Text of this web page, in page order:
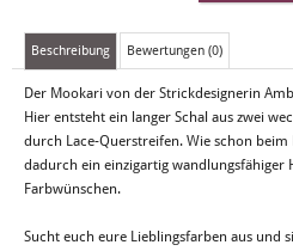
Beschreibung Bewertungen (0)
Der Mookari von der Strickdesignerin
Hier entsteht ein langer Schal aus zwei
durch Lace-Querstreifen. Wie schon
dadurch ein einzigartig wandlungsfähiger
Farbwünschen.
Sucht euch eure Lieblingsfarben aus und